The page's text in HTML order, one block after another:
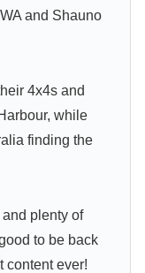
and Shauno
4x4s and
while
finding the
and plenty of
to be back
content ever!